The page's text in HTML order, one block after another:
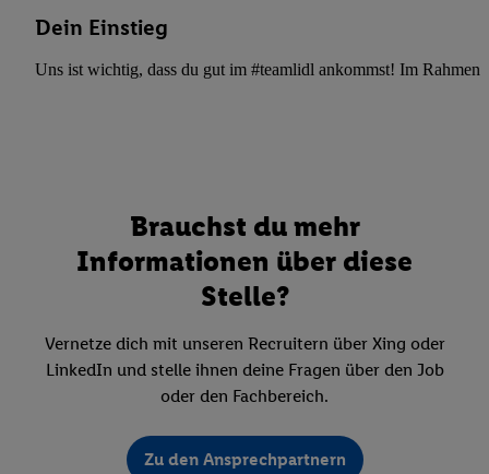
Dein Einstieg
Uns ist wichtig, dass du gut im #teamlidl ankommst! Im Rahmen
Brauchst du mehr
Informationen über diese
Stelle?
Vernetze dich mit unseren Recruitern über Xing oder
LinkedIn und stelle ihnen deine Fragen über den Job
oder den Fachbereich.
Zu den Ansprechpartnern